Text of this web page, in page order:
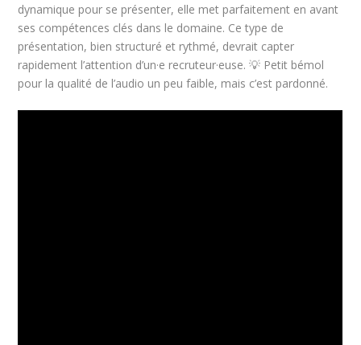
dynamique pour se présenter, elle met parfaitement en avant
ses compétences clés dans le domaine. Ce type de
présentation, bien structuré et rythmé, devrait capter
rapidement l’attention d’un·e recruteur·euse. 💡 Petit bémol
pour la qualité de l’audio un peu faible, mais c’est pardonné.